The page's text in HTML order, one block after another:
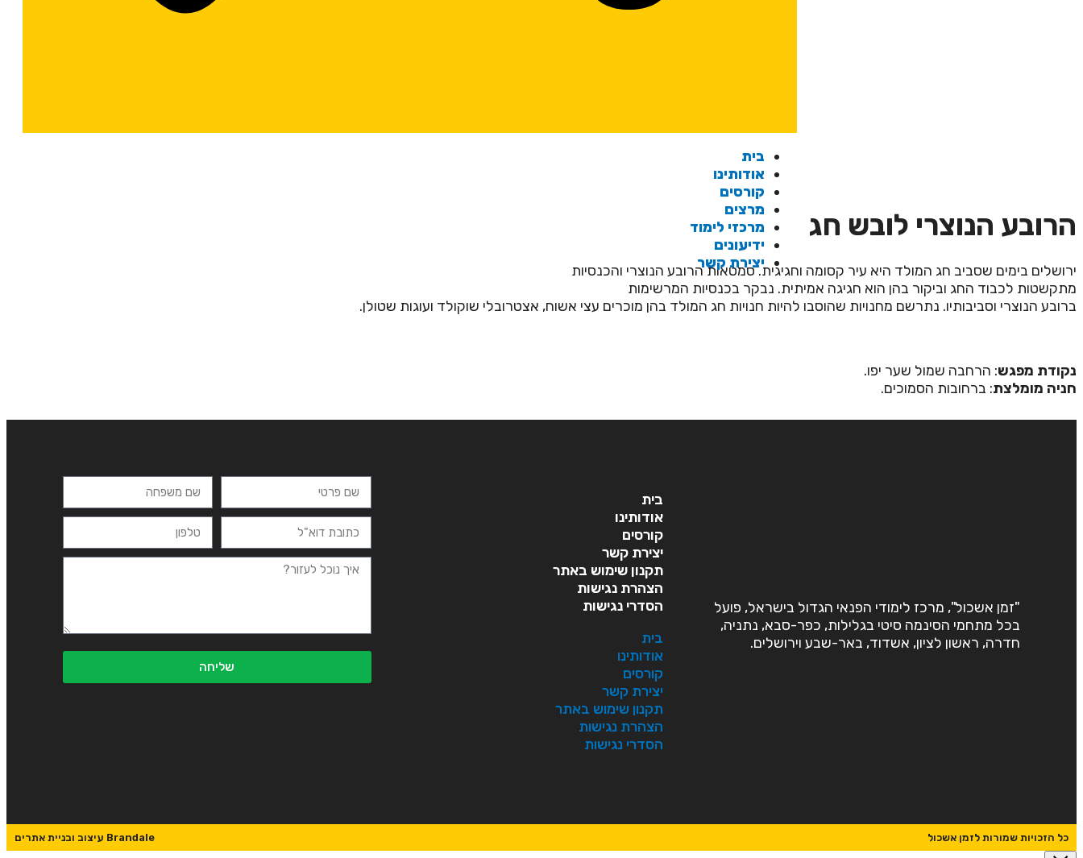
בית
אודותינו
קורסים
מרצים
מרכזי לימוד
ידיעונים
יצירת קשר
הרובע הנוצרי לובש חג
ירושלים בימים שסביב חג המולד היא עיר קסומה וחגיגית. סמטאות הרובע הנוצרי והכנסיות
מתקשטות לכבוד החג וביקור בהן הוא חגיגה אמיתית. נבקר בכנסיות המרשימות
ברובע הנוצרי וסביבותיו. נתרשם מחנויות שהוסבו להיות חנויות חג המולד בהן מוכרים עצי אשוח, אצטרובלי שוקולד ועוגות שטולן.
נקודת מפגש: הרחבה שמול שער יפו.
חניה מומלצת: ברחובות הסמוכים.
"זמן אשכול", מרכז לימודי הפנאי הגדול בישראל, פועל
בכל מתחמי הסינמה סיטי בגלילות, כפר-סבא, נתניה,
חדרה, ראשון לציון, אשדוד, באר-שבע וירושלים.
בית
אודותינו
קורסים
יצירת קשר
תקנון שימוש באתר
הצהרת נגישות
הסדרי נגישות
בית
אודותינו
קורסים
יצירת קשר
תקנון שימוש באתר
הצהרת נגישות
הסדרי נגישות
שליחה
כל הזכויות שמורות לזמן אשכול Brandale עיצוב ובניית אתרים